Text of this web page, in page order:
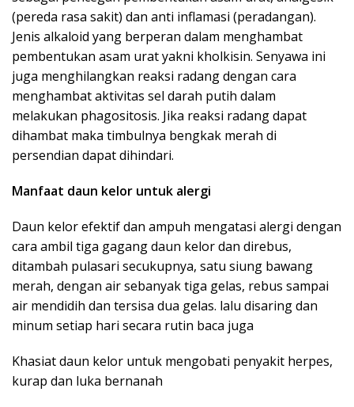
(pereda rasa sakit) dan anti inflamasi (peradangan).
Jenis alkaloid yang berperan dalam menghambat
pembentukan asam urat yakni kholkisin. Senyawa ini
juga menghilangkan reaksi radang dengan cara
menghambat aktivitas sel darah putih dalam
melakukan phagositosis. Jika reaksi radang dapat
dihambat maka timbulnya bengkak merah di
persendian dapat dihindari.
Manfaat daun kelor untuk alergi
Daun kelor efektif dan ampuh mengatasi alergi dengan
cara ambil tiga gagang daun kelor dan direbus,
ditambah pulasari secukupnya, satu siung bawang
merah, dengan air sebanyak tiga gelas, rebus sampai
air mendidih dan tersisa dua gelas. lalu disaring dan
minum setiap hari secara rutin baca juga
Khasiat daun kelor untuk mengobati penyakit herpes,
kurap dan luka bernanah